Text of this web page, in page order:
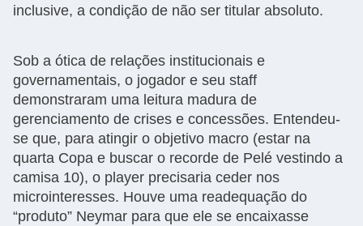
inclusive, a condição de não ser titular absoluto.
Sob a ótica de relações institucionais e
governamentais, o jogador e seu staff
demonstraram uma leitura madura de
gerenciamento de crises e concessões. Entendeu-
se que, para atingir o objetivo macro (estar na
quarta Copa e buscar o recorde de Pelé vestindo a
camisa 10), o player precisaria ceder nos
microinteresses. Houve uma readequação do
“produto” Neymar para que ele se encaixasse